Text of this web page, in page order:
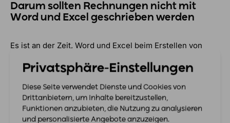
Darum sollten Rechnungen nicht mit
Word und Excel geschrieben werden
Es ist an der Zeit, Word und Excel beim Erstellen von
GoBD-Vorgaben, die bevorstehende Pflicht zur E-
optimiert.
Privatsphäre-Einstellungen
Diese Seite verwendet Dienste und Cookies von
Drittanbietern, um Inhalte bereitzustellen,
Funktionen anzubieten, die Nutzung zu analysieren
und personalisierte Angebote anzuzeigen.